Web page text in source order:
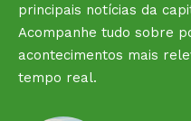
principais notícias da
Acompanhe tudo sobre
acontecimentos mais
tempo real.